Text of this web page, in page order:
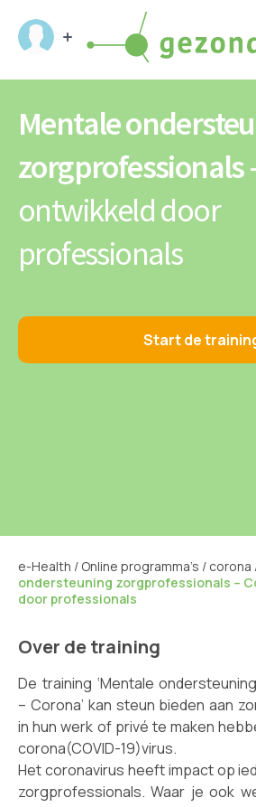
Mentale
zorgprofessionals
ontwikkeld door
professionals
Start de
e-Health / Online programma’s / corona
ondersteuning zorgprofessionals –
door professionals
Over de training
De training ‘Mentale
– Corona’ kan steun bieden aan
in hun werk of privé te maken
corona(COVID-19)virus.
Het coronavirus heeft impact op
zorgprofessionals. Waar je ook